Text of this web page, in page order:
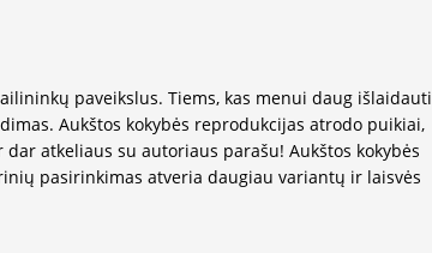
paveikslus. Tiems, kas menui daug išlaidauti
Aukštos kokybės reprodukcijas atrodo puikiai,
atkeliaus su autoriaus parašu! Aukštos kokybės
pasirinkimas atveria daugiau variantų ir laisvės